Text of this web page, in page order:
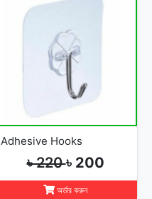
Adhesive Hooks
৳ 220৳ 200
অর্ডার করুন